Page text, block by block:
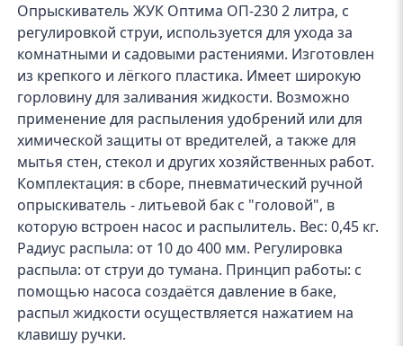
Опрыскиватель ЖУК Оптима ОП-230 2 литра, с
регулировкой струи, используется для ухода за
комнатными и садовыми растениями. Изготовлен
из крепкого и лёгкого пластика. Имеет широкую
горловину для заливания жидкости. Возможно
применение для распыления удобрений или для
химической защиты от вредителей, а также для
мытья стен, стекол и других хозяйственных работ.
Комплектация: в сборе, пневматический ручной
опрыскиватель - литьевой бак с "головой", в
которую встроен насос и распылитель. Вес: 0,45 кг.
Радиус распыла: от 10 до 400 мм. Регулировка
распыла: от струи до тумана. Принцип работы: с
помощью насоса создаётся давление в баке,
распыл жидкости осуществляется нажатием на
клавишу ручки.